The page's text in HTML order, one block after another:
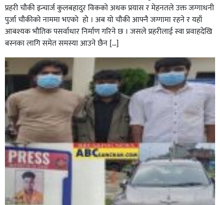
घोराहीको समृद्धिका लागि वडा–वडामा विशेष अभियान सञ्चालन
हुने,
प्रहरी चाैकी इन्चार्ज कुलबहादुर विककाे अथक प्रयास र मेहनतले उक्त जग्गाधनी
पुर्जा चाैकीकाे नाममा भएको हाे । अब याे चाैकी आफ्नै जग्गामा रहने र यहाँ
आबश्यक भाैतिक पसर्वाधार निर्माण गरिने छ । जसले प्रहरीलाई स्वा प्रवाहदेखि
बस्नका लागि समेत समस्या आउने छैन […]